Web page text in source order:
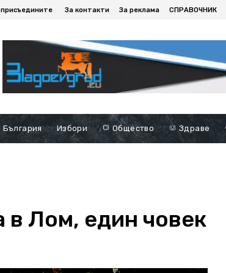
За контакти За реклама СПРАВОЧНИК
България Избори Общество Здраве
в Лом, един човек